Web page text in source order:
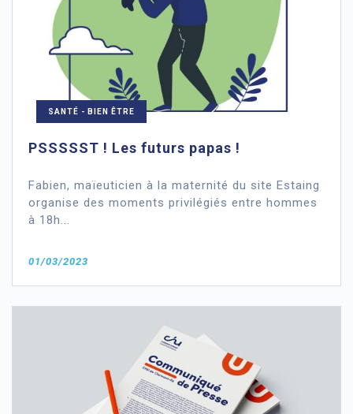
SANTÉ - BIEN ÊTRE
PSSSSST ! Les futurs papas !
Fabien, maïeuticien à la maternité du site Estaing
organise des moments privilégiés entre hommes
à 18h...
01/03/2023